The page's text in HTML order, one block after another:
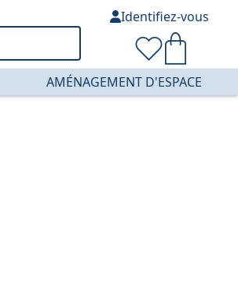
AMÉNAGEMENT D'ESPACE
Identifiez-vous